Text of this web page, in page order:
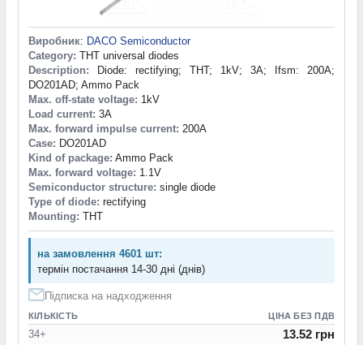
Виробник: DACO Semiconductor
Category: THT universal diodes
Description: Diode: rectifying; THT; 1kV; 3A; Ifsm: 200A;
DO201AD; Ammo Pack
Max. off-state voltage: 1kV
Load current: 3A
Max. forward impulse current: 200A
Case: DO201AD
Kind of package: Ammo Pack
Max. forward voltage: 1.1V
Semiconductor structure: single diode
Type of diode: rectifying
Mounting: THT
на замовлення 4601 шт:
термін постачання 14-30 дні (днів)
Підписка на надходження
КІЛЬКІСТЬ ЦІНА БЕЗ ПДВ
34+ 13.52 грн